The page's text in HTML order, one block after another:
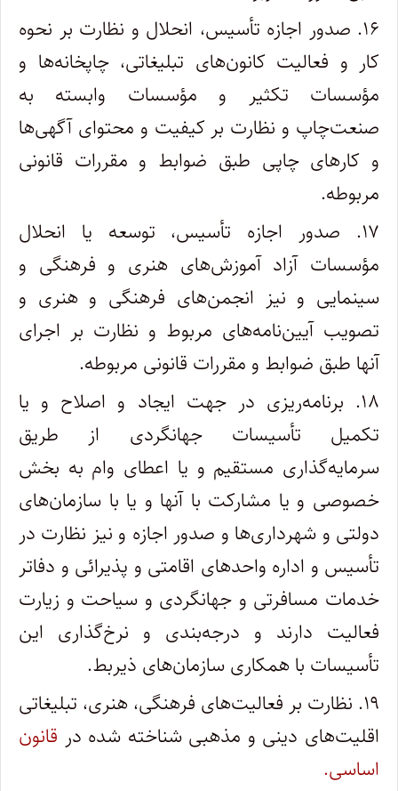
۱۶. صدور اجازه تأسیس، انحلال و نظارت بر نحوه
کار و فعالیت کانون‌های تبلیغاتی، چاپخانه‌ها و
مؤسسات تکثیر و مؤسسات وابسته به
صنعت‌چاپ و نظارت بر کیفیت و محتوای آگهی‌ها
و کارهای چاپی طبق ضوابط و مقررات قانونی
مربوطه.
۱۷. صدور اجازه تأسیس، توسعه یا انحلال
مؤسسات آزاد آموزش‌های هنری و فرهنگی و
سینمایی و نیز انجمن‌های فرهنگی و هنری و
تصویب آیین‌نامه‌های مربوط و نظارت بر اجرای
آنها طبق ضوابط و مقررات قانونی مربوطه.
۱۸. برنامه‌ریزی در جهت ایجاد و اصلاح و یا
تکمیل تأسیسات جهانگردی از طریق
سرمایه‌گذاری مستقیم و یا اعطای وام به بخش
خصوصی و‌ یا مشارکت با آنها و یا با سازمان‌های
دولتی و شهرداری‌ها و صدور اجازه و نیز نظارت در
تأسیس و اداره واحدهای اقامتی و پذیرائی و دفاتر
خدمات‌ مسافرتی و جهانگردی و سیاحت و زیارت
فعالیت دارند و درجه‌بندی و نرخ‌گذاری این
تأسیسات با همکاری سازمان‌های ذیربط.
۱۹. نظارت بر فعالیت‌های فرهنگی، هنری، تبلیغاتی
اقلیت‌های دینی و مذهبی شناخته شده در قانون
اساسی.